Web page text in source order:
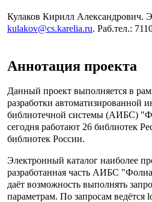
Кулаков Кирилл Александрович.
kulakov@cs.karelia.ru. Раб.тел.:
Аннотация проекта
Данный проект выполняется в
разработки автоматизированной
библиотечной системы (АИБС)
сегодня работают 26 библиотек
библиотек России.
Электронный каталог наиболее
разработанная часть АИБС
даёт возможность выполнять
параметрам. По запросам ведётся